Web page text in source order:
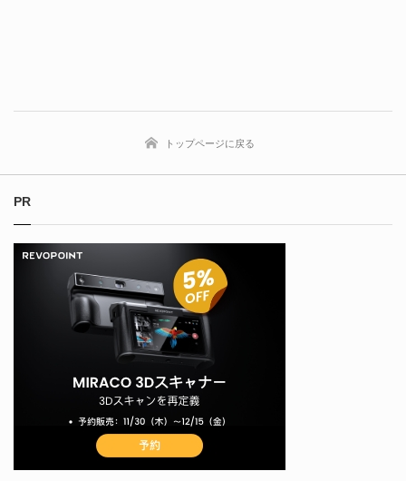
トップページに戻る
PR